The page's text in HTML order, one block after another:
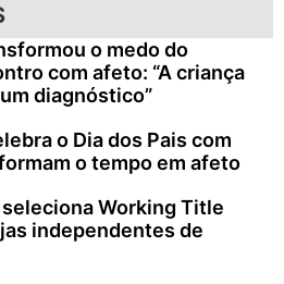
o medo do
com afeto: “A criança
diagnóstico”
o Dia dos Pais com
o tempo em afeto
Working Title
independentes de